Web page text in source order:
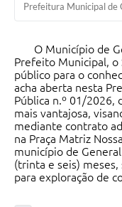
Prefeitura Municipal de
O Município de
Prefeito Municipal, o
público para o
acha aberta nesta
Pública n.º 01/2026,
mais vantajosa,
mediante contrato
na Praça Matriz
município de
(trinta e seis)
para exploração de